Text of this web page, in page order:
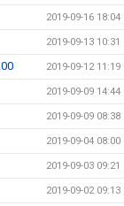
2019-09-16 18:04
2019-09-13 10:31
2019-09-12 11:19
2019-09-09 14:44
2019-09-09 08:38
2019-09-04 08:00
2019-09-03 09:21
2019-09-02 09:13